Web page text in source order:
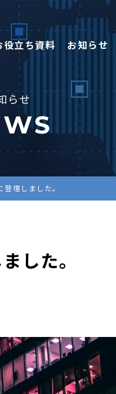
役立ち資料 お知らせ
らせ
壇しました。
した。